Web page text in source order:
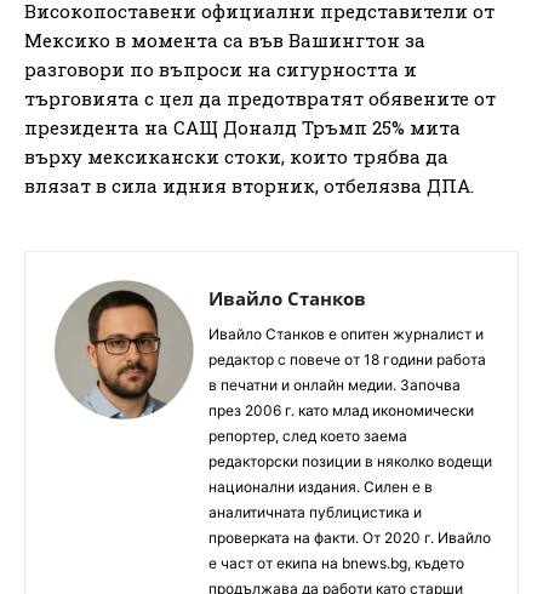
Високопоставени официални представители от
Мексико в момента са във Вашингтон за
разговори по въпроси на сигурността и
търговията с цел да предотвратят обявените от
президента на САЩ Доналд Тръмп 25% мита
върху мексикански стоки, които трябва да
влязат в сила идния вторник, отбелязва ДПА.
Ивайло Станков
Ивайло Станков е опитен журналист и
редактор с повече от 18 години работа
в печатни и онлайн медии. Започва
през 2006 г. като млад икономически
репортер, след което заема
редакторски позиции в няколко водещи
национални издания. Силен е в
аналитичната публицистика и
проверката на факти. От 2020 г. Ивайло
е част от екипа на bnews.bg, където
продължава да работи като старши